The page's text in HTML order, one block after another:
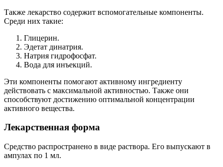
Также лекарство содержит вспомогательные компоненты.
Среди них такие:
Глицерин.
Эдетат динатрия.
Натрия гидрофосфат.
Вода для инъекций.
Эти компоненты помогают активному ингредиенту
действовать с максимальной активностью. Также они
способствуют достижению оптимальной концентрации
активного вещества.
Лекарственная форма
Средство распространено в виде раствора. Его выпускают в
ампулах по 1 мл.